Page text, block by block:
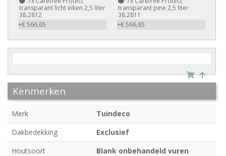
transparant licht eiken 2,5 liter
38.2812
+€ 566,65
transparant pine 2,5 liter
38.2811
+€ 566,65
Kenmerken
Merk
Tuindeco
Dakbedekking
Exclusief
Houtsoort
Blank onbehandeld vuren